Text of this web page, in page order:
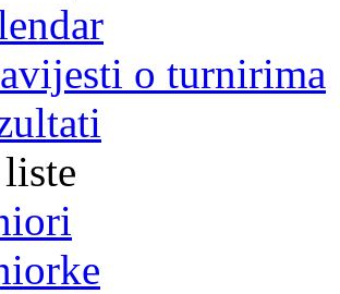
o turnirima